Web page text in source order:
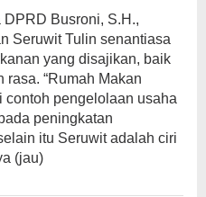
DPRD Busroni, S.H.,
Seruwit Tulin senantiasa
yang disajikan, baik
“Rumah Makan
contoh pengelolaan usaha
peningkatan
itu Seruwit adalah ciri
(jau)